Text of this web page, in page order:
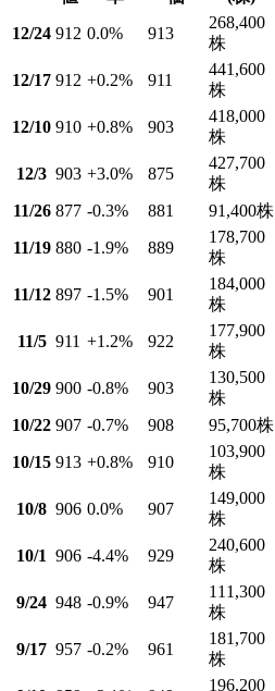
12/24 912 0.0% 913
268,400
株
12/17 912 +0.2% 911
441,600
株
12/10 910 +0.8% 903
418,000
株
12/3 903 +3.0% 875
427,700
株
11/26 877 -0.3% 881 91,400株
11/19 880 -1.9% 889
178,700
株
11/12 897 -1.5% 901
184,000
株
11/5 911 +1.2% 922
177,900
株
10/29 900 -0.8% 903
130,500
株
10/22 907 -0.7% 908 95,700株
10/15 913 +0.8% 910
103,900
株
10/8 906 0.0% 907
149,000
株
10/1 906 -4.4% 929
240,600
株
9/24 948 -0.9% 947
111,300
株
9/17 957 -0.2% 961
181,700
株
196,200